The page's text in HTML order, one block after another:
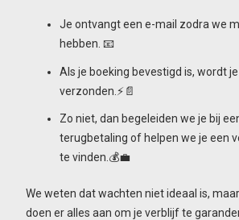
Je ontvangt een e-mail zodra we
hebben. 📧
Als je boeking bevestigd is, wordt
verzonden.⚡📄
Zo niet, dan begeleiden we je bij
terugbetaling of helpen we je een
te vinden.💰💼
We weten dat wachten niet ideaal is,
doen er alles aan om je verblijf te